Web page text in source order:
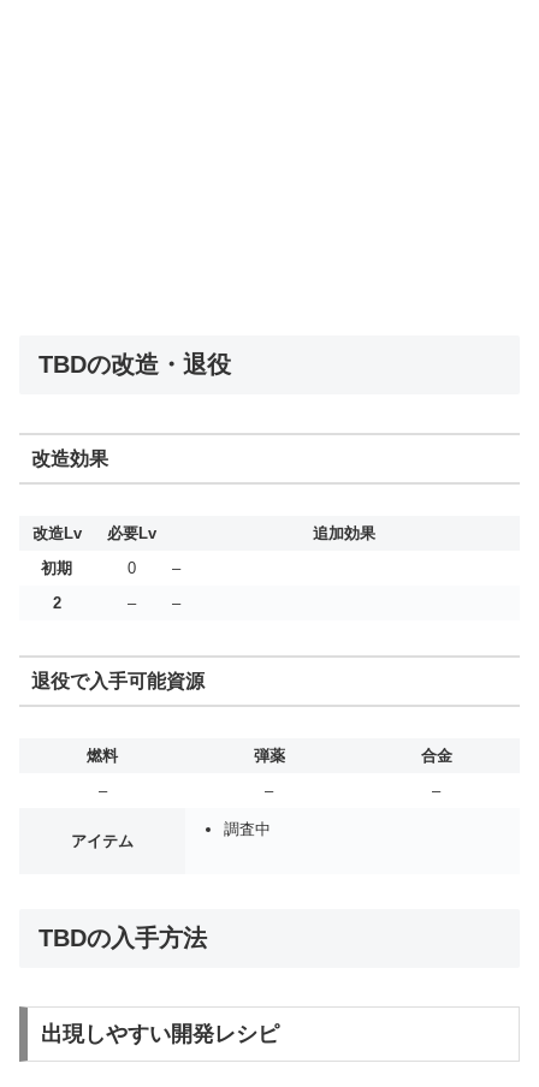
TBDの改造・退役
改造効果
改造Lv 必要Lv
追加効果
初期
0
–
2
– –
退役で入手可能資源
燃料 弾薬
合金
–
– –
アイテム
調査中
TBDの入手方法
出現しやすい開発レシピ